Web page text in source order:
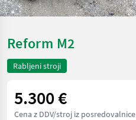
Reform M2
Rabljeni stroji
5.300 €
Cena z DDV/stroj iz posredovalnice